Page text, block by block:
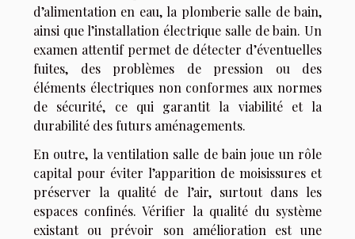
d’alimentation en eau, la plomberie salle de bain,
ainsi que l’installation électrique salle de bain. Un
examen attentif permet de détecter d’éventuelles
fuites, des problèmes de pression ou des
éléments électriques non conformes aux normes
de sécurité, ce qui garantit la viabilité et la
durabilité des futurs aménagements.
En outre, la ventilation salle de bain joue un rôle
capital pour éviter l’apparition de moisissures et
préserver la qualité de l’air, surtout dans les
espaces confinés. Vérifier la qualité du système
existant ou prévoir son amélioration est une